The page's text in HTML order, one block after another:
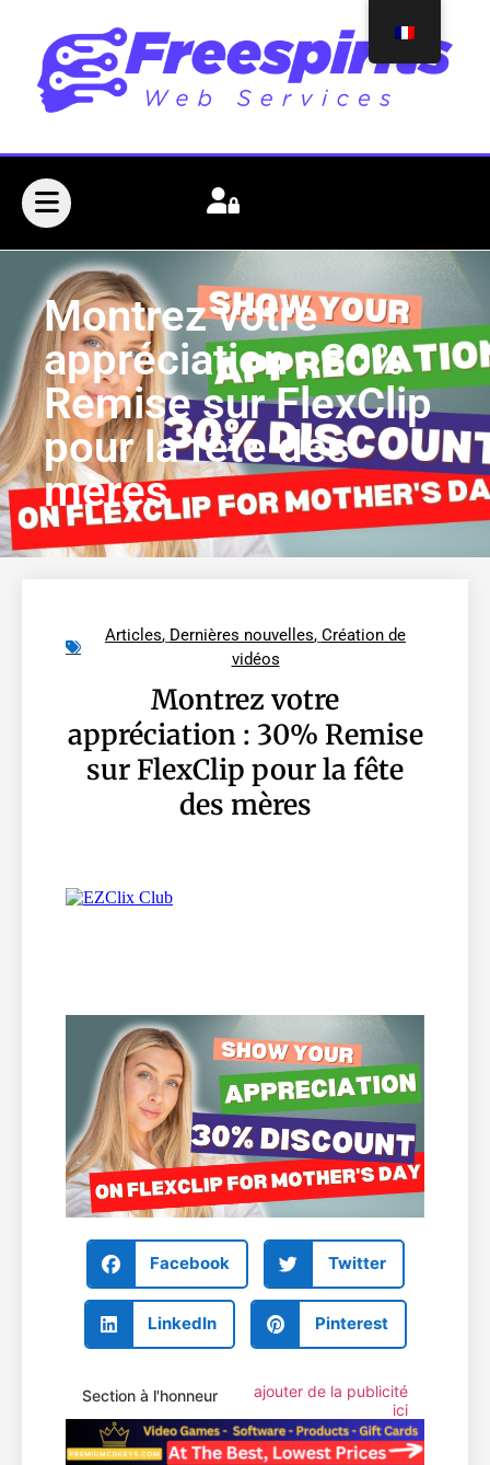
Montrez votre
appréciation : 30%
Remise sur FlexClip
pour la fête des
mères
Articles, Dernières nouvelles, Création de
vidéos
Montrez votre
appréciation : 30% Remise
sur FlexClip pour la fête
des mères
Facebook Twitter
LinkedIn Pinterest
Section à l'honneur
ajouter de la publicité
ici